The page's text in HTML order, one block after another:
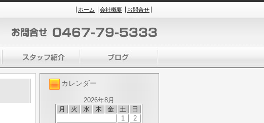
ホーム 会社概要 お問合せ
カレンダー
2026年8月
月
火 水 木 金 土 日
1
2